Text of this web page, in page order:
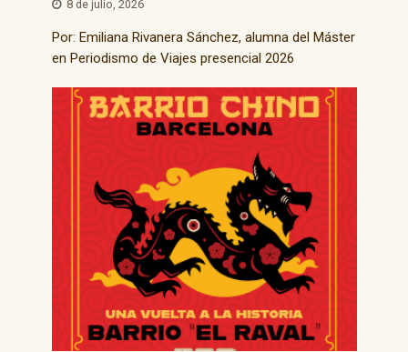
8 de julio, 2026
Por: Emiliana Rivanera Sánchez, alumna del Máster
en Periodismo de Viajes presencial 2026